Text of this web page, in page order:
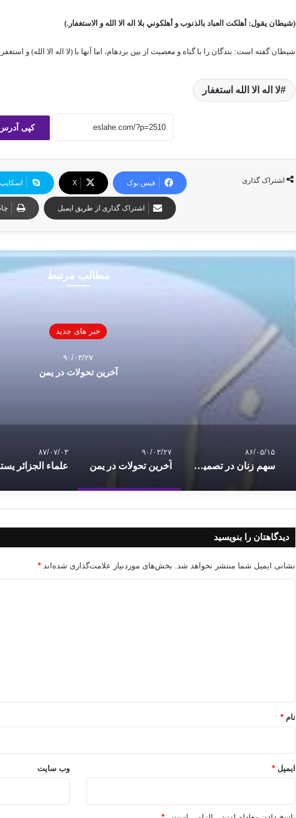
(شيطان يقول: أهلكت العباد بالذنوب و أهلكوني بلا اله الا الله و الاستغفار.)
شيطان گفته است: بندگان را با گناه و معصيت از بين برده­ام، اما آنها با (لا اله الا الله) و
لا اله الا الله استغفار
کپی
اشتراک گذاری فیس بوک X اسکایپ
اشتراک گذاری از طریق ایمیل
مطالب مرتبط
خبر های جدید
۹۰/۰۳/۲۷
آخرین تحولات در یمن
۸۶/۰۵/۱۵
سهم زنان در تصميم‌سازيهاي بين‌الملی
۹۰/۰۳/۲۷
آخرین تحولات در یمن
۸۷/۰۷/۰۳
دیدگاهتان را بنویسید
نشانی ایمیل شما منتشر نخواهد شد. بخش‌های موردنیاز علامت‌گذاری شده‌اند *
نام *
ایمیل * وب‌ سایت